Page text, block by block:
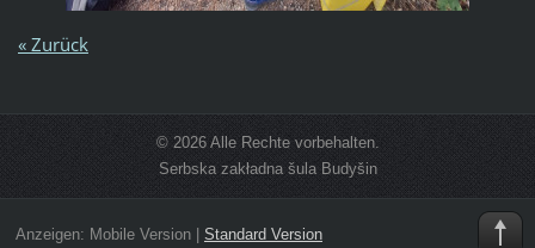
« Zurück
© 2026 Alle Rechte vorbehalten.
Serbska zakładna šula Budyšin
Anzeigen: Mobile Version| Standard Version